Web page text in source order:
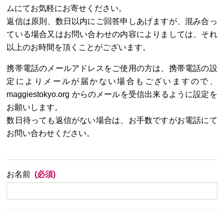
ムにてお気軽にお寄せください。
返信は原則、数日以内にご回答申しあげますが、 混み合っ
ている場合又はお問い合わせの内容によりましては、それ
以上のお時間を頂くことがございます。
携帯電話のメールアドレスをご使用の方は、携帯電話の設
定によりメールが届かない場合もございますので、
maggiestokyo.org からのメールを受信出来るように設定を
お願いします。
数日待っても返信がない場合は、お手数ですがお電話にて
お問い合わせください。
お名前 (必須)